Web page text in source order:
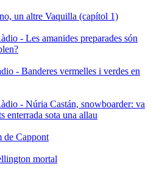
un altre Vaquilla (capítol 1)
- Les amanides preparades són
- Banderes vermelles i verdes en
- Núria Castán, snowboarder: va
enterrada sota una allau
Cappont
mortal